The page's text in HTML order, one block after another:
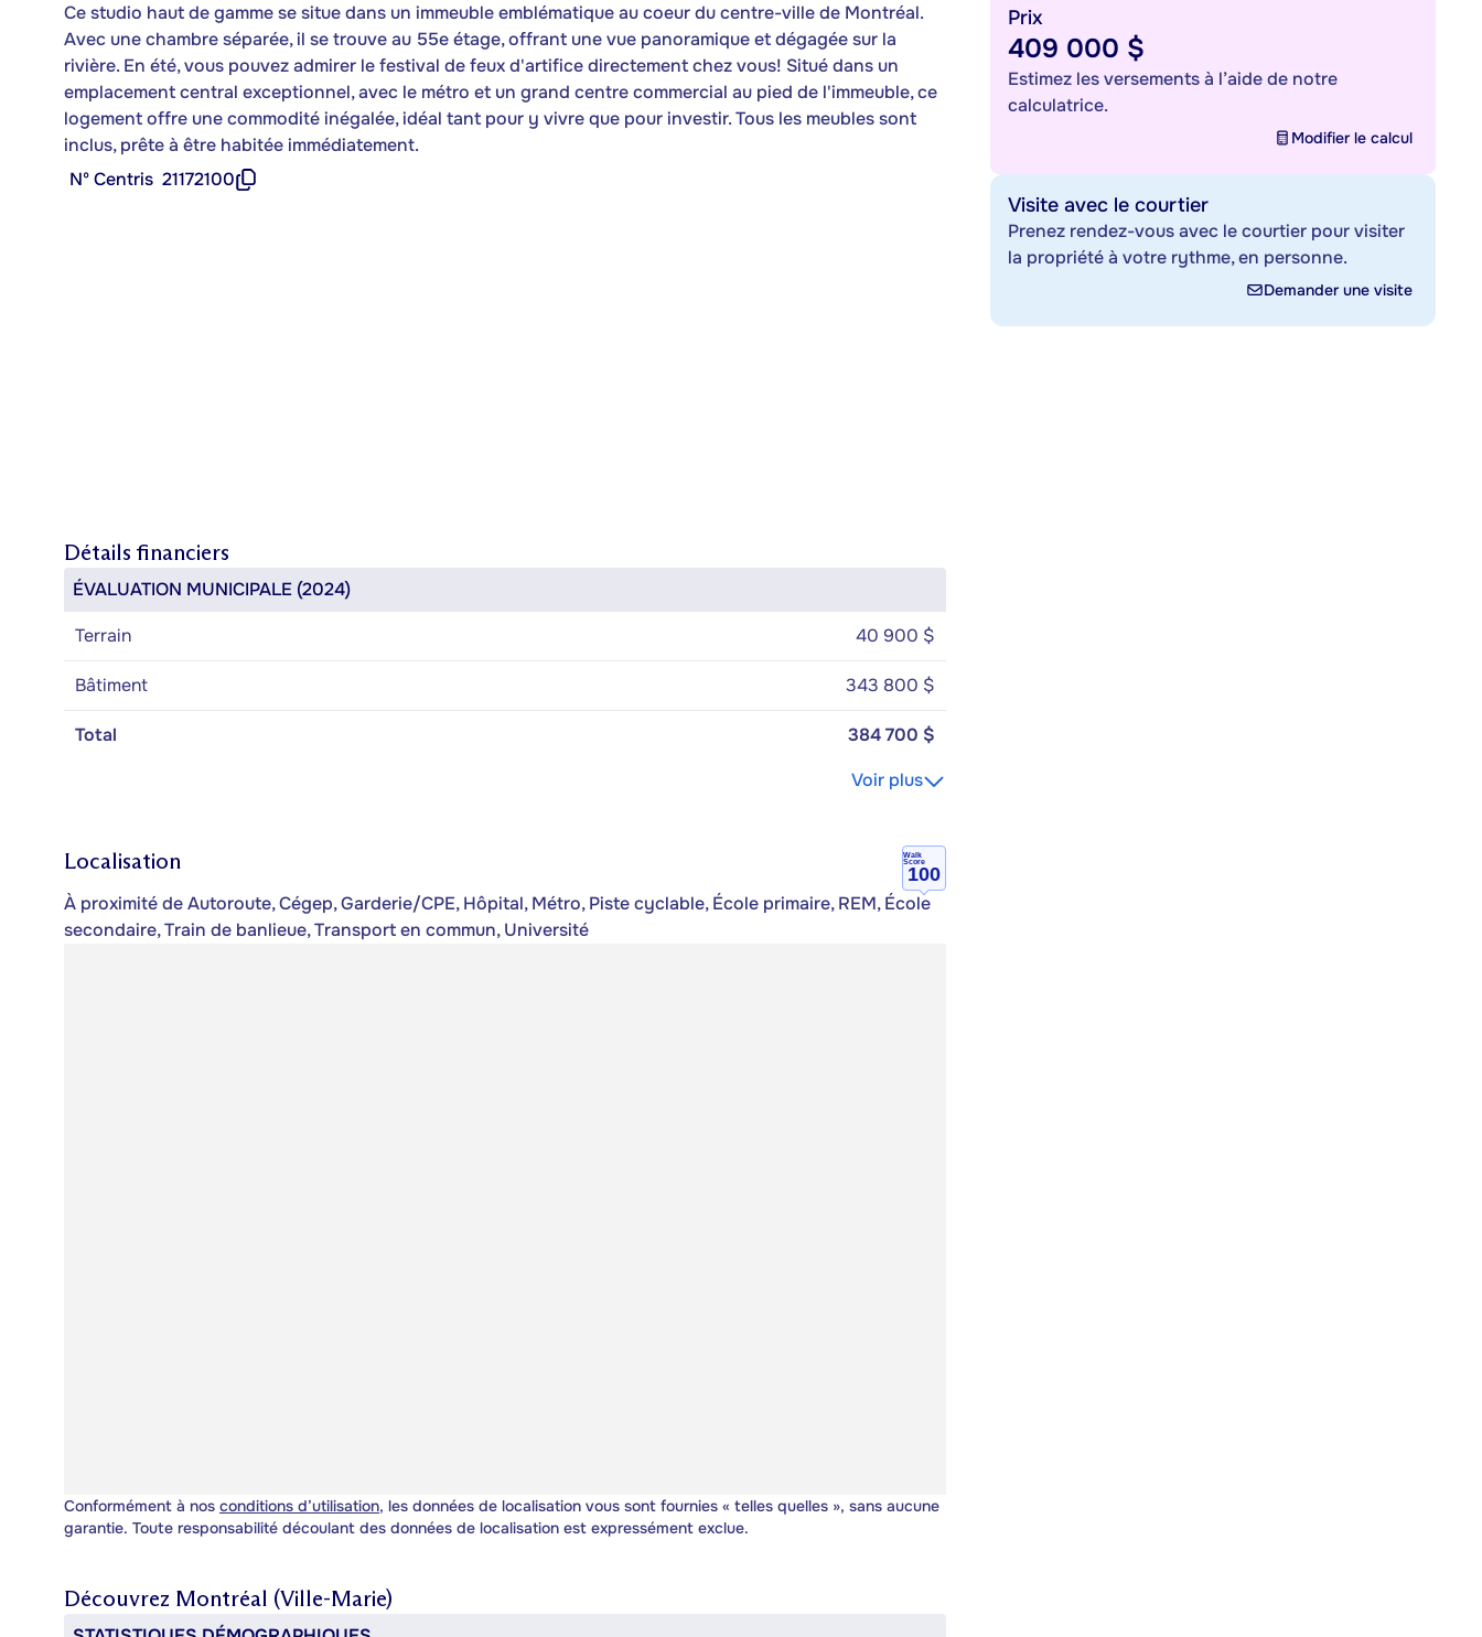
Ce studio haut de gamme se situe dans un immeuble emblématique au coeur du centre-ville de Montréal.
Avec une chambre séparée, il se trouve au 55e étage, offrant une vue panoramique et dégagée sur la
rivière. En été, vous pouvez admirer le festival de feux d'artifice directement chez vous! Situé dans un
emplacement central exceptionnel, avec le métro et un grand centre commercial au pied de l'immeuble, ce
logement offre une commodité inégalée, idéal tant pour y vivre que pour investir. Tous les meubles sont
inclus, prête à être habitée immédiatement.
Nº Centris 21172100
Détails financiers
ÉVALUATION MUNICIPALE (2024)
Terrain
40 900 $
Bâtiment 343 800 $
Total
384 700 $
Voir plus
Localisation
Walk
Score
100
À proximité de Autoroute, Cégep, Garderie/CPE, Hôpital, Métro, Piste cyclable, École primaire, REM, École
secondaire, Train de banlieue, Transport en commun, Université
Conformément à nos conditions d’utilisation, les données de localisation vous sont fournies « telles quelles », sans aucune
garantie. Toute responsabilité découlant des données de localisation est expressément exclue.
Découvrez Montréal (Ville-Marie)
Prix
409 000 $
Estimez les versements à l’aide de notre
calculatrice.
Modifier le calcul
Visite avec le courtier
Prenez rendez-vous avec le courtier pour visiter
la propriété à votre rythme, en personne.
Demander une visite